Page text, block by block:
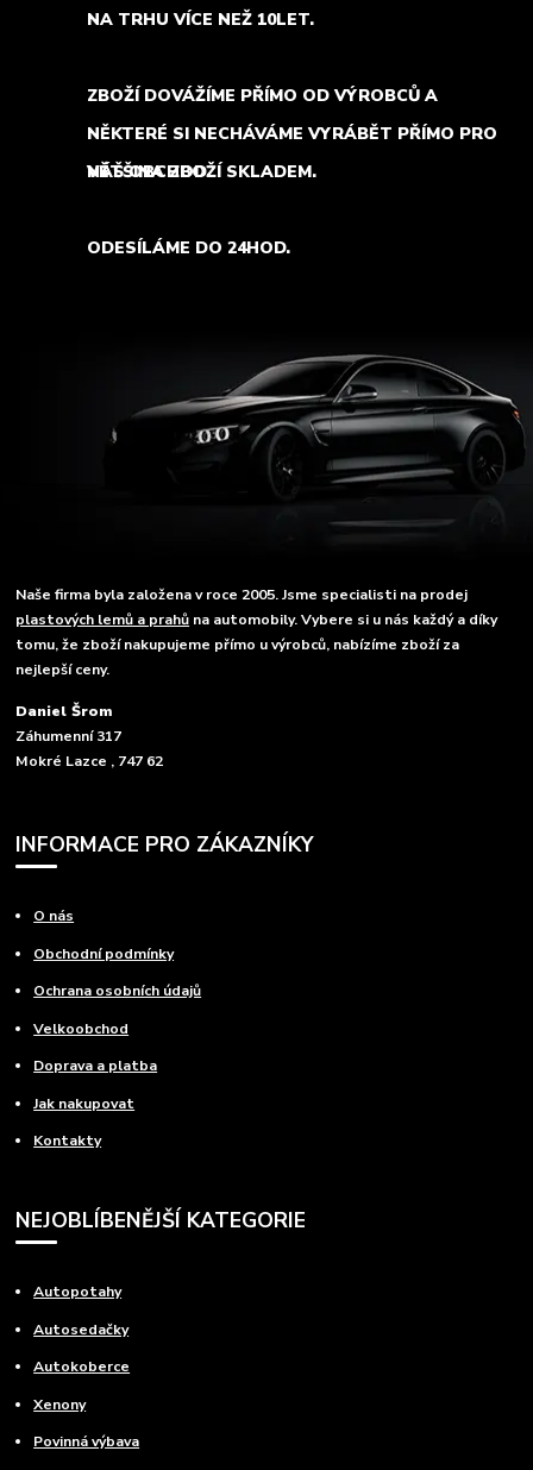
NA TRHU VÍCE NEŽ 10LET.
ZBOŽÍ DOVÁŽÍME PŘÍMO OD VÝROBCŮ A
NĚKTERÉ SI NECHÁVÁME VYRÁBĚT PŘÍMO PRO
NÁŠ OBCHOD.
VĚTŠINA ZBOŽÍ SKLADEM.
ODESÍLÁME DO 24HOD.
Naše firma byla založena v roce 2005. Jsme specialisti na prodej
plastových lemů a prahů na automobily. Vybere si u nás každý a díky
tomu, že zboží nakupujeme přímo u výrobců, nabízíme zboží za
nejlepší ceny.
Daniel Šrom
Záhumenní 317
Mokré Lazce , 747 62
INFORMACE PRO ZÁKAZNÍKY
O nás
Obchodní podmínky
Ochrana osobních údajů
Velkoobchod
Doprava a platba
Jak nakupovat
Kontakty
NEJOBLÍBENĚJŠÍ KATEGORIE
Autopotahy
Autosedačky
Autokoberce
Xenony
Povinná výbava